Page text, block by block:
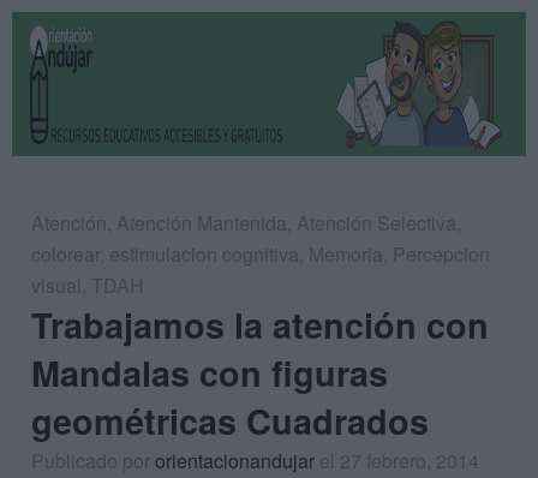
Atención, Atención Mantenida, Atención Selectiva,
colorear , estimulacion cognitiva, Memoria, Percepcion
visual, TDAH
Trabajamos la atención con
Mandalas con figuras
geométricas Cuadrados
Publicado pororientacionandujar el 27 febrero, 2014